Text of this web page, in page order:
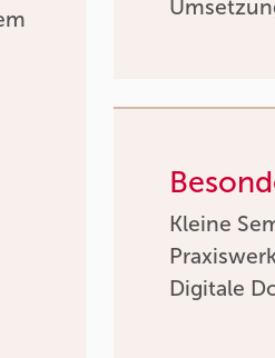
Kleine
Digitale